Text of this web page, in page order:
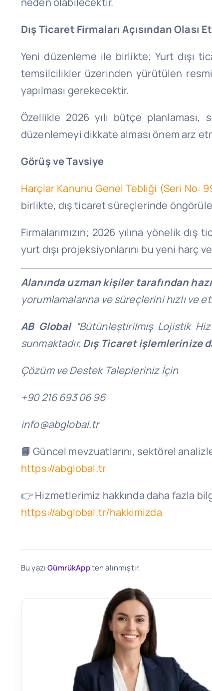
Dış Ticaret Firmaları Açısından Olası
Yeni düzenleme ile birlikte; Yurt dışı
temsilcilikler üzerinden yürütülen
yapılması gerekecektir.
Özellikle 2026 yılı bütçe
düzenlemeyi dikkate alması önem arz
Görüş ve Tavsiye
Harçlar Kanunu Genel Tebliği (Seri No:
birlikte, dış ticaret süreçlerinde
Firmalarımızın; 2026 yılına yönelik
yurt dışı projeksiyonlarını bu yeni
Alanında uzman kişiler tarafından
yorumlamalarına ve süreçlerini hızlı ve
AB Global“Bütünleştirilmiş Lojistik
sunmaktadır.Dış Ticaret işlemlerinize
Çözüm ve Destek Talepleriniz İçin
+90 216 693 06 96
info@abglobal.tr
📘 Güncel mevzuatlarını, sektörel
https://abglobal.tr
👉 Hizmetlerimiz hakkında daha fazla
https://abglobal.tr/hakkimizda
Bu yazıGümrükApp'ten alınmıştır.